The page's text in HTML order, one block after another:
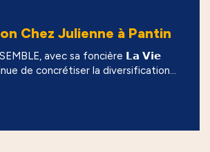
Chez Julienne à Pantin
avec sa foncière 𝗟𝗮 𝗩𝗶𝗲
de concrétiser la diversification...